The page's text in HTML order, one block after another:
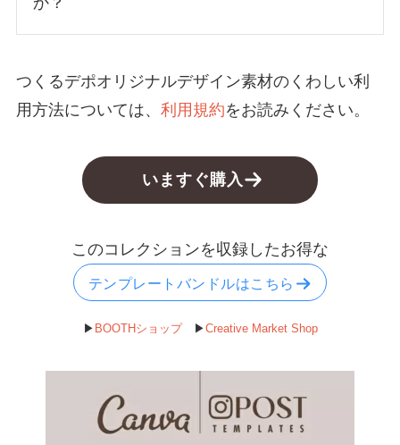
の豊富さ
お名前
メールアドレス
お問い合せ内容*
※Canvaの使い方についてはお答えしておりません。
つくるデポオリジナルデザイン素材のくわしい利
用方法については、 利用規約をお読みください。
いますぐ購入
このコレクションを収録したお得な
テンプレートバンドルはこちら
▶︎ BOOTHショップ▶︎Creative Market Shop